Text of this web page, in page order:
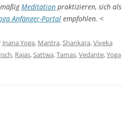
Meditation praktizieren, sich als
Anfänger-Portal empfohlen. <
Jnana Yoga, Mantra, Shankara,Viveka
, Rajas, Sattwa,Tamas,Vedante,Yoga